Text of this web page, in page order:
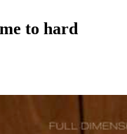
to hard